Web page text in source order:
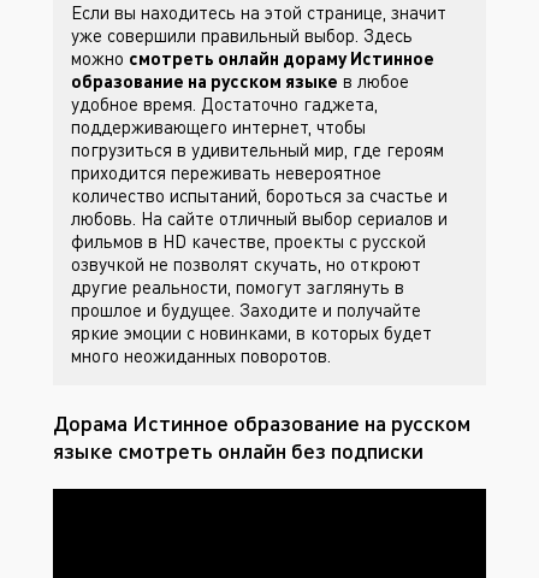
Если вы находитесь на этой странице, значит
уже совершили правильный выбор. Здесь
можно смотреть онлайн дораму Истинное
образование на русском языке в любое
удобное время. Достаточно гаджета,
поддерживающего интернет, чтобы
погрузиться в удивительный мир, где героям
приходится переживать невероятное
количество испытаний, бороться за счастье и
любовь. На сайте отличный выбор сериалов и
фильмов в HD качестве, проекты с русской
озвучкой не позволят скучать, но откроют
другие реальности, помогут заглянуть в
прошлое и будущее. Заходите и получайте
яркие эмоции с новинками, в которых будет
много неожиданных поворотов.
Дорама Истинное образование на русском
языке смотреть онлайн без подписки